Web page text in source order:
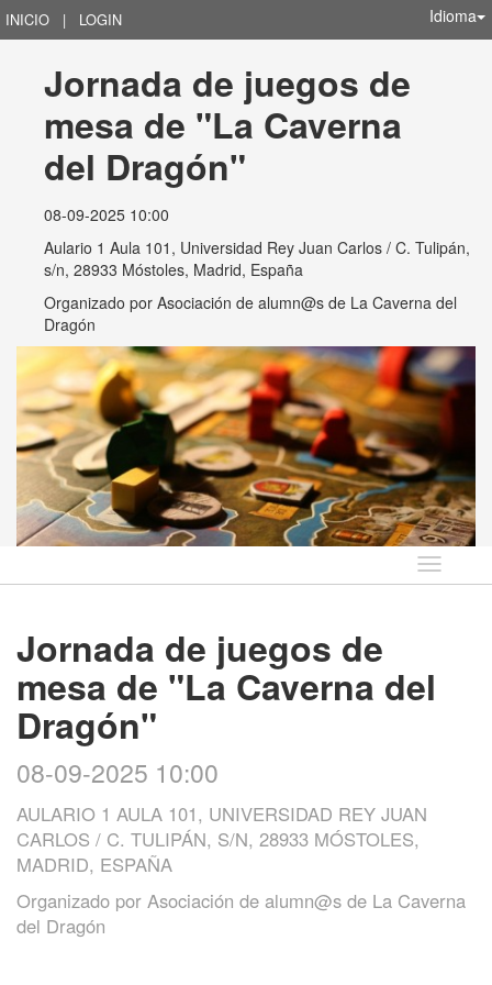
INICIO | LOGIN Idioma
Jornada de juegos de
mesa de "La Caverna
del Dragón"
08-09-2025 10:00
Aulario 1 Aula 101, Universidad Rey Juan Carlos / C. Tulipán,
s/n, 28933 Móstoles, Madrid, España
Organizado por Asociación de alumn@s de La Caverna del
Dragón
Idioma
Jornada de juegos de
mesa de "La Caverna del
Dragón"
08-09-2025 10:00
AULARIO 1 AULA 101, UNIVERSIDAD REY JUAN
CARLOS / C. TULIPÁN, S/N, 28933 MÓSTOLES,
MADRID, ESPAÑA
Organizado por Asociación de alumn@s de La Caverna
del Dragón